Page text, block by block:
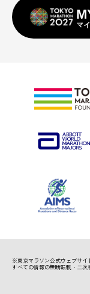
マ
※東京マラソン公式ウェブサイ
すべての情報の無断転載・二次